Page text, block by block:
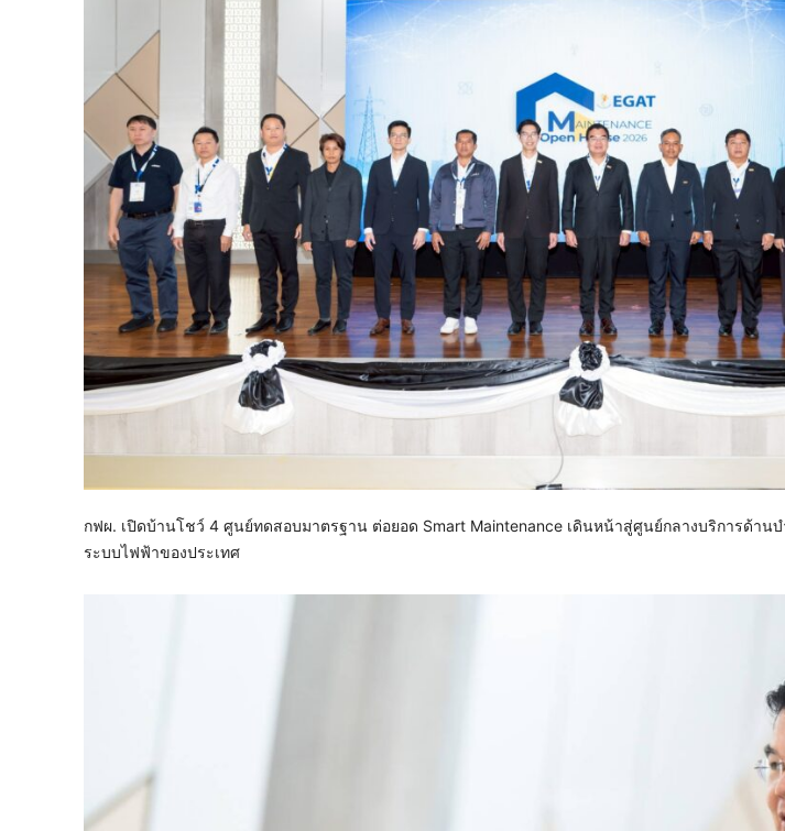
กฟผ. เปิดบ้านโชว์ 4 ศูนย์ทดสอบมาตรฐาน ต่อยอด Smart Maintenance เดินหน้าสู่ศูนย์กลางบริการด้าน
ระบบไฟฟ้าของประเทศ